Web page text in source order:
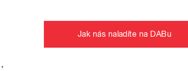
Jak nás naladíte na DABu